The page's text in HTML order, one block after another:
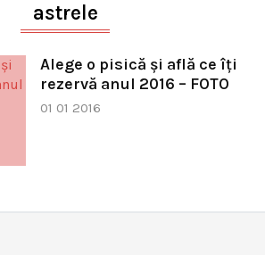
astrele
Alege o pisică şi află ce îţi
rezervă anul 2016 – FOTO
01 01 2016